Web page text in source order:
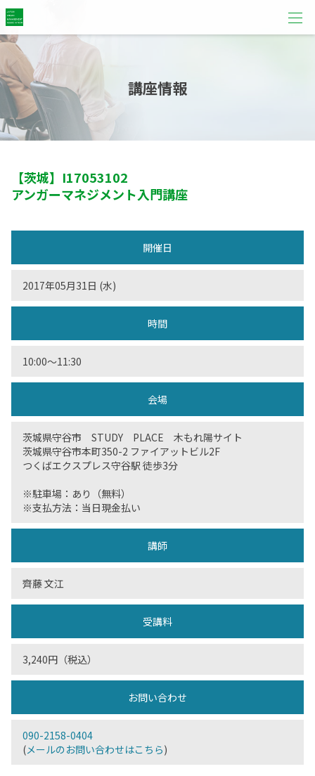
講座情報
【茨城】 I17053102
アンガーマネジメント入門講座
開催日
2017年05月31日 (水)
時間
10:00〜11:30
会場
茨城県守谷市 STUDY PLACE 木もれ陽サイト
茨城県守谷市本町350-2 ファイアットビル2F
つくばエクスプレス守谷駅 徒歩3分
※駐車場：あり（無料）
※支払方法：当日現金払い
講師
齊藤 文江
受講料
3,240円（税込）
お問い合わせ
090-2158-0404
(メールのお問い合わせはこちら)